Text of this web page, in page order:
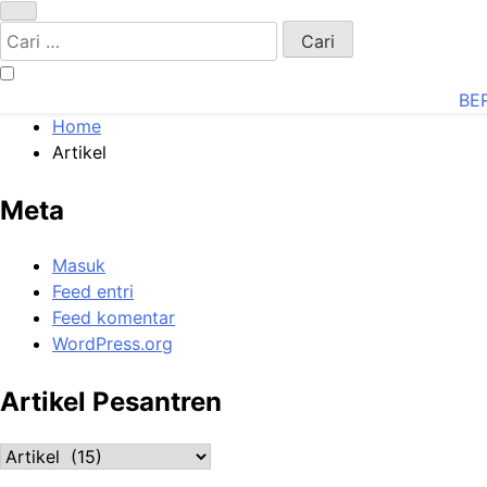
Cari
untuk:
Home
Artikel
Meta
Masuk
Feed entri
Feed komentar
WordPress.org
Artikel Pesantren
Artikel